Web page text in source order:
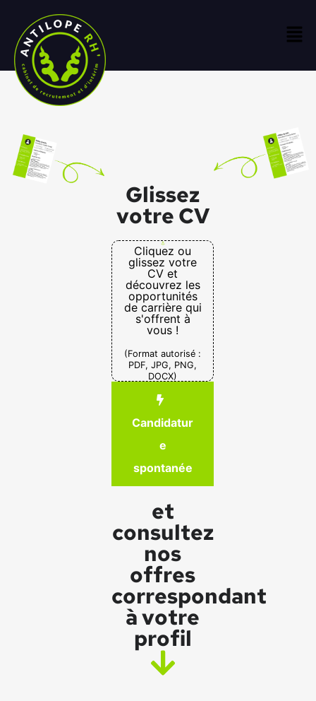
Glissez
votre CV
Cliquez ou
glissez votre
CV et
découvrez les
opportunités
de carrière qui
s'offrent à
vous !
(Format autorisé :
PDF, JPG, PNG,
DOCX)
Candidatur
e
spontanée
et
consultez
nos
offres
correspondant
à votre
profil